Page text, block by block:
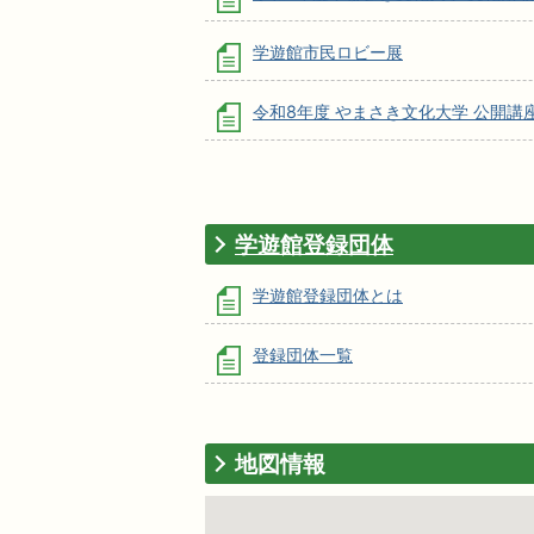
学遊館市民ロビー展
令和8年度 やまさき文化大学 公開講
学遊館登録団体
学遊館登録団体とは
登録団体一覧
地図情報